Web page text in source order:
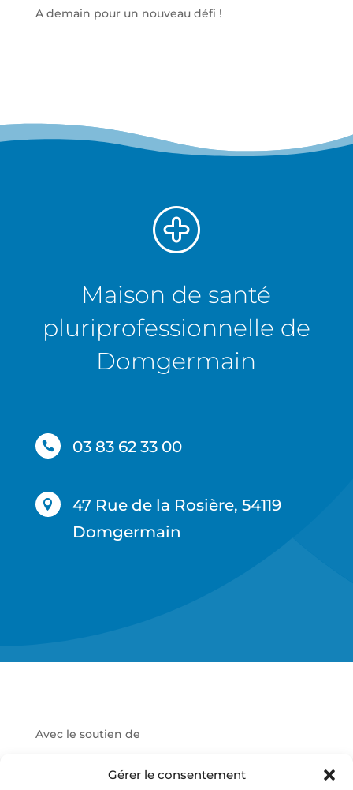
Gérer le consentement
A demain pour un nouveau défi !
Maison de santé
pluriprofessionnelle de
Domgermain
 03 83 62 33 00

47 Rue de la Rosière, 54119
Domgermain
Avec le soutien de